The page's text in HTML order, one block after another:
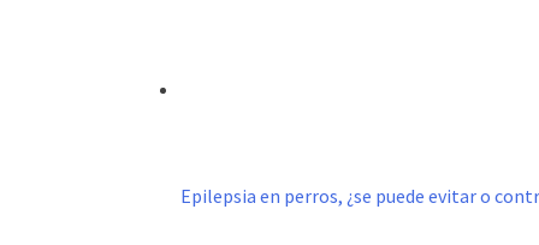
Epilepsia en perros, ¿se puede evitar o